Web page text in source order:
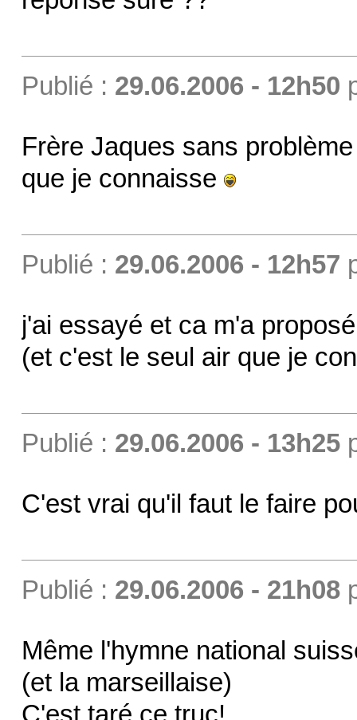
Publié : 29.06.2006 - 12h50
Frère Jaques sans
que je connaisse
Publié : 29.06.2006 - 12h57
j'ai essayé et ca m'a
(et c'est le seul air que je
Publié : 29.06.2006 - 13h25
C'est vrai qu'il faut le faire
Publié : 29.06.2006 - 21h08
Même l'hymne national
(et la marseillaise)